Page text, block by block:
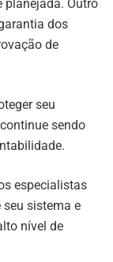
planejada. Outro
dos
de
seu
sendo
especialistas
sistema e
nível de